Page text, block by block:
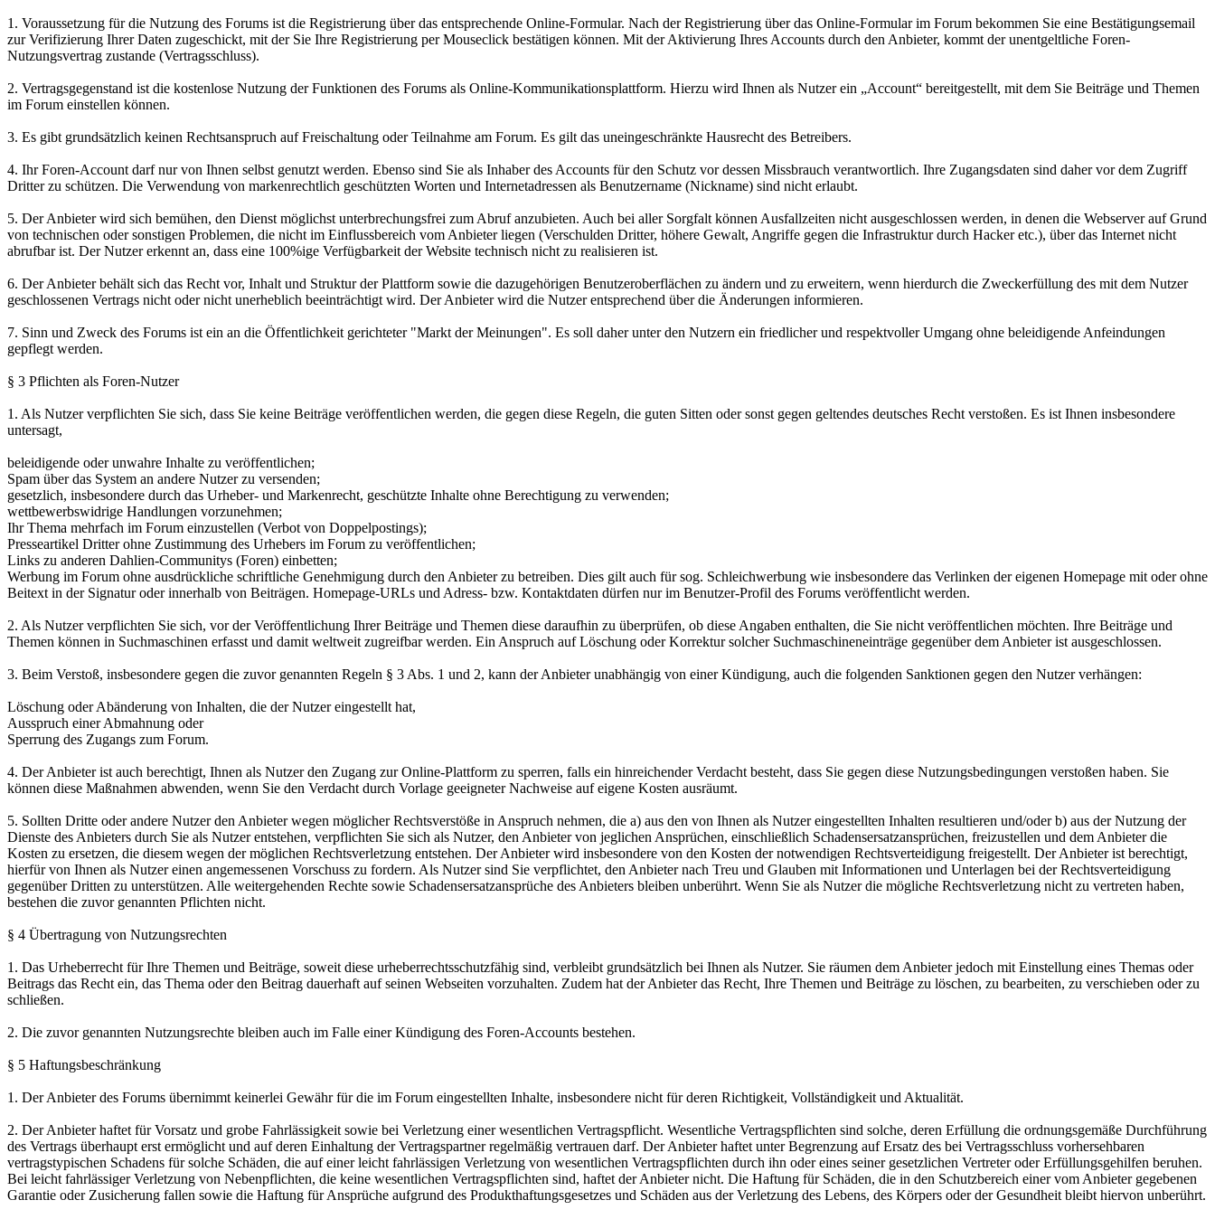
1. Voraussetzung für die Nutzung des Forums ist die Registrierung über das entsprechende Online-Formular. Nach der Registrierung über das Online-Formular im Forum bekommen Sie eine Bestätigungsemail
zur Verifizierung Ihrer Daten zugeschickt, mit der Sie Ihre Registrierung per Mouseclick bestätigen können. Mit der Aktivierung Ihres Accounts durch den Anbieter, kommt der unentgeltliche Foren-
Nutzungsvertrag zustande (Vertragsschluss).
2. Vertragsgegenstand ist die kostenlose Nutzung der Funktionen des Forums als Online-Kommunikationsplattform. Hierzu wird Ihnen als Nutzer ein „Account“ bereitgestellt, mit dem Sie Beiträge und Themen
im Forum einstellen können.
3. Es gibt grundsätzlich keinen Rechtsanspruch auf Freischaltung oder Teilnahme am Forum. Es gilt das uneingeschränkte Hausrecht des Betreibers.
4. Ihr Foren-Account darf nur von Ihnen selbst genutzt werden. Ebenso sind Sie als Inhaber des Accounts für den Schutz vor dessen Missbrauch verantwortlich. Ihre Zugangsdaten sind daher vor dem Zugriff
Dritter zu schützen. Die Verwendung von markenrechtlich geschützten Worten und Internetadressen als Benutzername (Nickname) sind nicht erlaubt.
5. Der Anbieter wird sich bemühen, den Dienst möglichst unterbrechungsfrei zum Abruf anzubieten. Auch bei aller Sorgfalt können Ausfallzeiten nicht ausgeschlossen werden, in denen die Webserver auf Grund
von technischen oder sonstigen Problemen, die nicht im Einflussbereich vom Anbieter liegen (Verschulden Dritter, höhere Gewalt, Angriffe gegen die Infrastruktur durch Hacker etc.), über das Internet nicht
abrufbar ist. Der Nutzer erkennt an, dass eine 100%ige Verfügbarkeit der Website technisch nicht zu realisieren ist.
6. Der Anbieter behält sich das Recht vor, Inhalt und Struktur der Plattform sowie die dazugehörigen Benutzeroberflächen zu ändern und zu erweitern, wenn hierdurch die Zweckerfüllung des mit dem Nutzer
geschlossenen Vertrags nicht oder nicht unerheblich beeinträchtigt wird. Der Anbieter wird die Nutzer entsprechend über die Änderungen informieren.
7. Sinn und Zweck des Forums ist ein an die Öffentlichkeit gerichteter "Markt der Meinungen". Es soll daher unter den Nutzern ein friedlicher und respektvoller Umgang ohne beleidigende Anfeindungen
gepflegt werden.
§ 3 Pflichten als Foren-Nutzer
1. Als Nutzer verpflichten Sie sich, dass Sie keine Beiträge veröffentlichen werden, die gegen diese Regeln, die guten Sitten oder sonst gegen geltendes deutsches Recht verstoßen. Es ist Ihnen insbesondere
untersagt,
beleidigende oder unwahre Inhalte zu veröffentlichen;
Spam über das System an andere Nutzer zu versenden;
gesetzlich, insbesondere durch das Urheber- und Markenrecht, geschützte Inhalte ohne Berechtigung zu verwenden;
wettbewerbswidrige Handlungen vorzunehmen;
Ihr Thema mehrfach im Forum einzustellen (Verbot von Doppelpostings);
Presseartikel Dritter ohne Zustimmung des Urhebers im Forum zu veröffentlichen;
Links zu anderen Dahlien-Communitys (Foren) einbetten;
Werbung im Forum ohne ausdrückliche schriftliche Genehmigung durch den Anbieter zu betreiben. Dies gilt auch für sog. Schleichwerbung wie insbesondere das Verlinken der eigenen Homepage mit oder ohne
Beitext in der Signatur oder innerhalb von Beiträgen. Homepage-URLs und Adress- bzw. Kontaktdaten dürfen nur im Benutzer-Profil des Forums veröffentlicht werden.
2. Als Nutzer verpflichten Sie sich, vor der Veröffentlichung Ihrer Beiträge und Themen diese daraufhin zu überprüfen, ob diese Angaben enthalten, die Sie nicht veröffentlichen möchten. Ihre Beiträge und
Themen können in Suchmaschinen erfasst und damit weltweit zugreifbar werden. Ein Anspruch auf Löschung oder Korrektur solcher Suchmaschineneinträge gegenüber dem Anbieter ist ausgeschlossen.
3. Beim Verstoß, insbesondere gegen die zuvor genannten Regeln § 3 Abs. 1 und 2, kann der Anbieter unabhängig von einer Kündigung, auch die folgenden Sanktionen gegen den Nutzer verhängen:
Löschung oder Abänderung von Inhalten, die der Nutzer eingestellt hat,
Ausspruch einer Abmahnung oder
Sperrung des Zugangs zum Forum.
4. Der Anbieter ist auch berechtigt, Ihnen als Nutzer den Zugang zur Online-Plattform zu sperren, falls ein hinreichender Verdacht besteht, dass Sie gegen diese Nutzungsbedingungen verstoßen haben. Sie
können diese Maßnahmen abwenden, wenn Sie den Verdacht durch Vorlage geeigneter Nachweise auf eigene Kosten ausräumt.
5. Sollten Dritte oder andere Nutzer den Anbieter wegen möglicher Rechtsverstöße in Anspruch nehmen, die a) aus den von Ihnen als Nutzer eingestellten Inhalten resultieren und/oder b) aus der Nutzung der
Dienste des Anbieters durch Sie als Nutzer entstehen, verpflichten Sie sich als Nutzer, den Anbieter von jeglichen Ansprüchen, einschließlich Schadensersatzansprüchen, freizustellen und dem Anbieter die
Kosten zu ersetzen, die diesem wegen der möglichen Rechtsverletzung entstehen. Der Anbieter wird insbesondere von den Kosten der notwendigen Rechtsverteidigung freigestellt. Der Anbieter ist berechtigt,
hierfür von Ihnen als Nutzer einen angemessenen Vorschuss zu fordern. Als Nutzer sind Sie verpflichtet, den Anbieter nach Treu und Glauben mit Informationen und Unterlagen bei der Rechtsverteidigung
gegenüber Dritten zu unterstützen. Alle weitergehenden Rechte sowie Schadensersatzansprüche des Anbieters bleiben unberührt. Wenn Sie als Nutzer die mögliche Rechtsverletzung nicht zu vertreten haben,
bestehen die zuvor genannten Pflichten nicht.
§ 4 Übertragung von Nutzungsrechten
1. Das Urheberrecht für Ihre Themen und Beiträge, soweit diese urheberrechtsschutzfähig sind, verbleibt grundsätzlich bei Ihnen als Nutzer. Sie räumen dem Anbieter jedoch mit Einstellung eines Themas oder
Beitrags das Recht ein, das Thema oder den Beitrag dauerhaft auf seinen Webseiten vorzuhalten. Zudem hat der Anbieter das Recht, Ihre Themen und Beiträge zu löschen, zu bearbeiten, zu verschieben oder zu
schließen.
2. Die zuvor genannten Nutzungsrechte bleiben auch im Falle einer Kündigung des Foren-Accounts bestehen.
§ 5 Haftungsbeschränkung
1. Der Anbieter des Forums übernimmt keinerlei Gewähr für die im Forum eingestellten Inhalte, insbesondere nicht für deren Richtigkeit, Vollständigkeit und Aktualität.
2. Der Anbieter haftet für Vorsatz und grobe Fahrlässigkeit sowie bei Verletzung einer wesentlichen Vertragspflicht. Wesentliche Vertragspflichten sind solche, deren Erfüllung die ordnungsgemäße Durchführung
des Vertrags überhaupt erst ermöglicht und auf deren Einhaltung der Vertragspartner regelmäßig vertrauen darf. Der Anbieter haftet unter Begrenzung auf Ersatz des bei Vertragsschluss vorhersehbaren
vertragstypischen Schadens für solche Schäden, die auf einer leicht fahrlässigen Verletzung von wesentlichen Vertragspflichten durch ihn oder eines seiner gesetzlichen Vertreter oder Erfüllungsgehilfen beruhen.
Bei leicht fahrlässiger Verletzung von Nebenpflichten, die keine wesentlichen Vertragspflichten sind, haftet der Anbieter nicht. Die Haftung für Schäden, die in den Schutzbereich einer vom Anbieter gegebenen
Garantie oder Zusicherung fallen sowie die Haftung für Ansprüche aufgrund des Produkthaftungsgesetzes und Schäden aus der Verletzung des Lebens, des Körpers oder der Gesundheit bleibt hiervon unberührt.